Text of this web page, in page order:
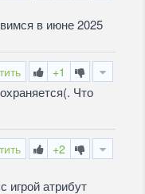
в июне 2025
+1
Что
+2
игрой атрибут